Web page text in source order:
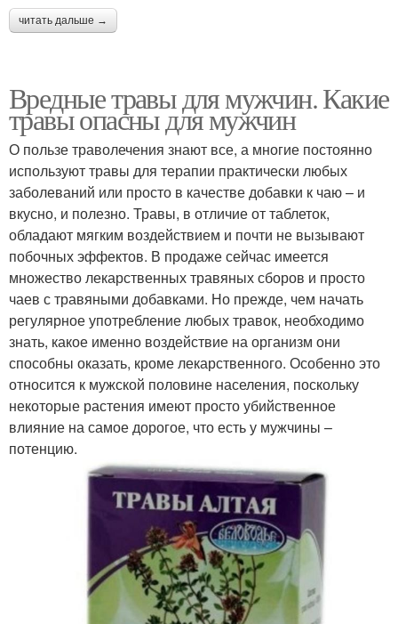
читать дальше →
Вредные травы для мужчин. Какие
травы опасны для мужчин
О пользе траволечения знают все, а многие постоянно
используют травы для терапии практически любых
заболеваний или просто в качестве добавки к чаю – и
вкусно, и полезно. Травы, в отличие от таблеток,
обладают мягким воздействием и почти не вызывают
побочных эффектов. В продаже сейчас имеется
множество лекарственных травяных сборов и просто
чаев с травяными добавками. Но прежде, чем начать
регулярное употребление любых травок, необходимо
знать, какое именно воздействие на организм они
способны оказать, кроме лекарственного. Особенно это
относится к мужской половине населения, поскольку
некоторые растения имеют просто убийственное
влияние на самое дорогое, что есть у мужчины –
потенцию.